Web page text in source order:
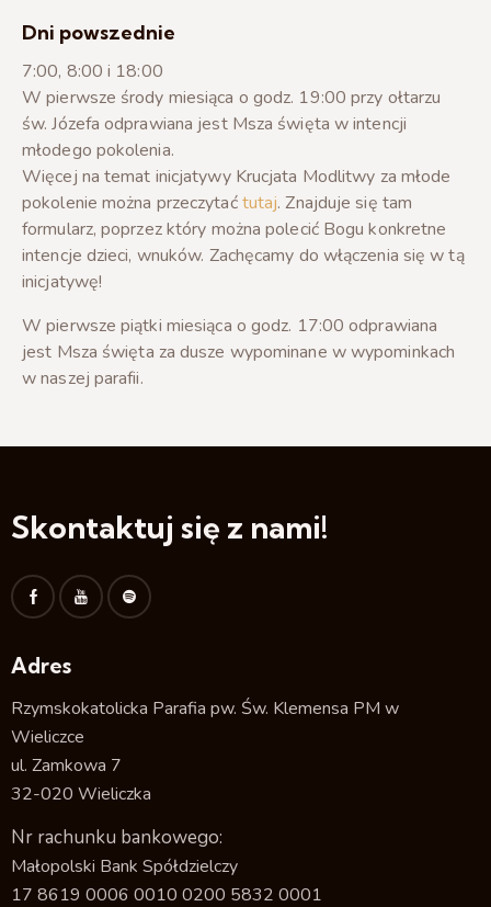
Dni powszednie
7:00, 8:00 i 18:00
W pierwsze środy miesiąca o godz. 19:00 przy ołtarzu
św. Józefa odprawiana jest Msza święta w intencji
młodego pokolenia.
Więcej na temat inicjatywy Krucjata Modlitwy za młode
pokolenie można przeczytaćtutaj. Znajduje się tam
formularz, poprzez który można polecić Bogu konkretne
intencje dzieci, wnuków. Zachęcamy do włączenia się w tą
inicjatywę!
W pierwsze piątki miesiąca o godz. 17:00 odprawiana
jest Msza święta za dusze wypominane w wypominkach
w naszej parafii.
Skontaktuj się z nami!
Adres
Rzymskokatolicka Parafia pw. Św. Klemensa PM w
Wieliczce
ul. Zamkowa 7
32-020 Wieliczka
Nr rachunku bankowego:
Małopolski Bank Spółdzielczy
17 8619 0006 0010 0200 5832 0001